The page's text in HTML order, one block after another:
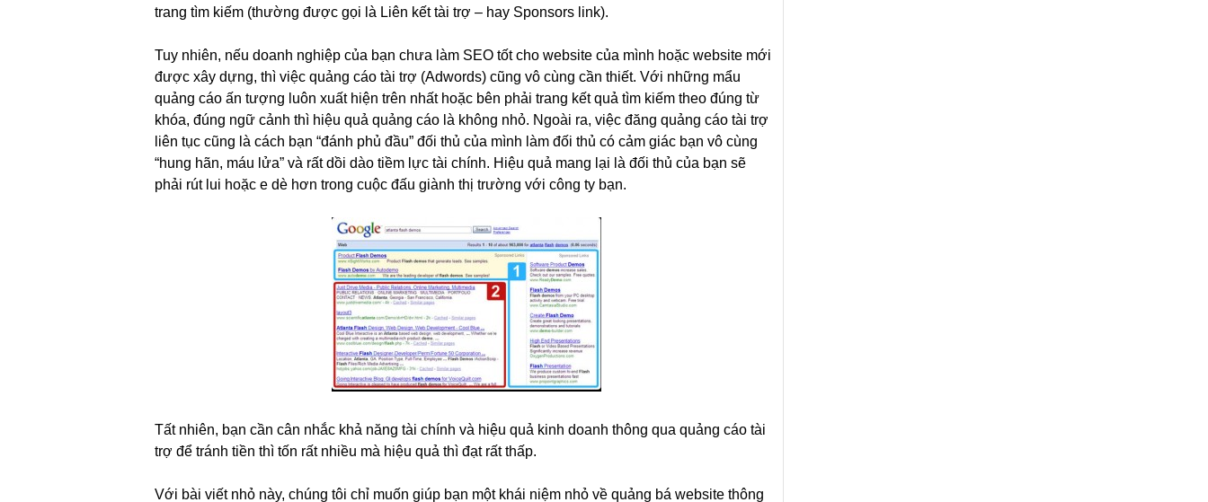
trang tìm kiếm (thường được gọi là Liên kết tài trợ – hay Sponsors link).
Tuy nhiên, nếu doanh nghiệp của bạn chưa làm SEO tốt cho website của mình hoặc website mới
được xây dựng, thì việc quảng cáo tài trợ (Adwords) cũng vô cùng cần thiết. Với những mẩu
quảng cáo ấn tượng luôn xuất hiện trên nhất hoặc bên phải trang kết quả tìm kiếm theo đúng từ
khóa, đúng ngữ cảnh thì hiệu quả quảng cáo là không nhỏ. Ngoài ra, việc đăng quảng cáo tài trợ
liên tục cũng là cách bạn “đánh phủ đầu” đối thủ của mình làm đối thủ có cảm giác bạn vô cùng
“hung hãn, máu lửa” và rất dồi dào tiềm lực tài chính. Hiệu quả mang lại là đối thủ của bạn sẽ
phải rút lui hoặc e dè hơn trong cuộc đấu giành thị trường với công ty bạn.
Tất nhiên, bạn cần cân nhắc khả năng tài chính và hiệu quả kinh doanh thông qua quảng cáo tài
trợ để tránh tiền thì tốn rất nhiều mà hiệu quả thì đạt rất thấp.
Với bài viết nhỏ này, chúng tôi chỉ muốn giúp bạn một khái niệm nhỏ về quảng bá website thông